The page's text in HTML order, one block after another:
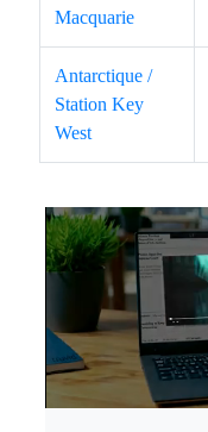
Macquarie
Antarctique /
Station Key
West